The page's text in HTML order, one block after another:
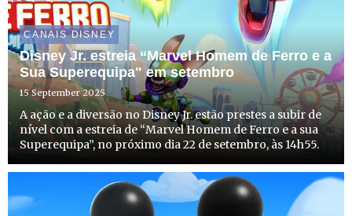
CANAIS DISNEY
Disney Jr. estreia “Marvel Homem de Ferro e a
Sua Superequipa" em setembro
15 September 2025
A ação e a diversão no Disney Jr. estão prestes a subir de
nível com a estreia de “Marvel Homem de Ferro e a sua
Superequipa”, no próximo dia 22 de setembro, às 14h55.